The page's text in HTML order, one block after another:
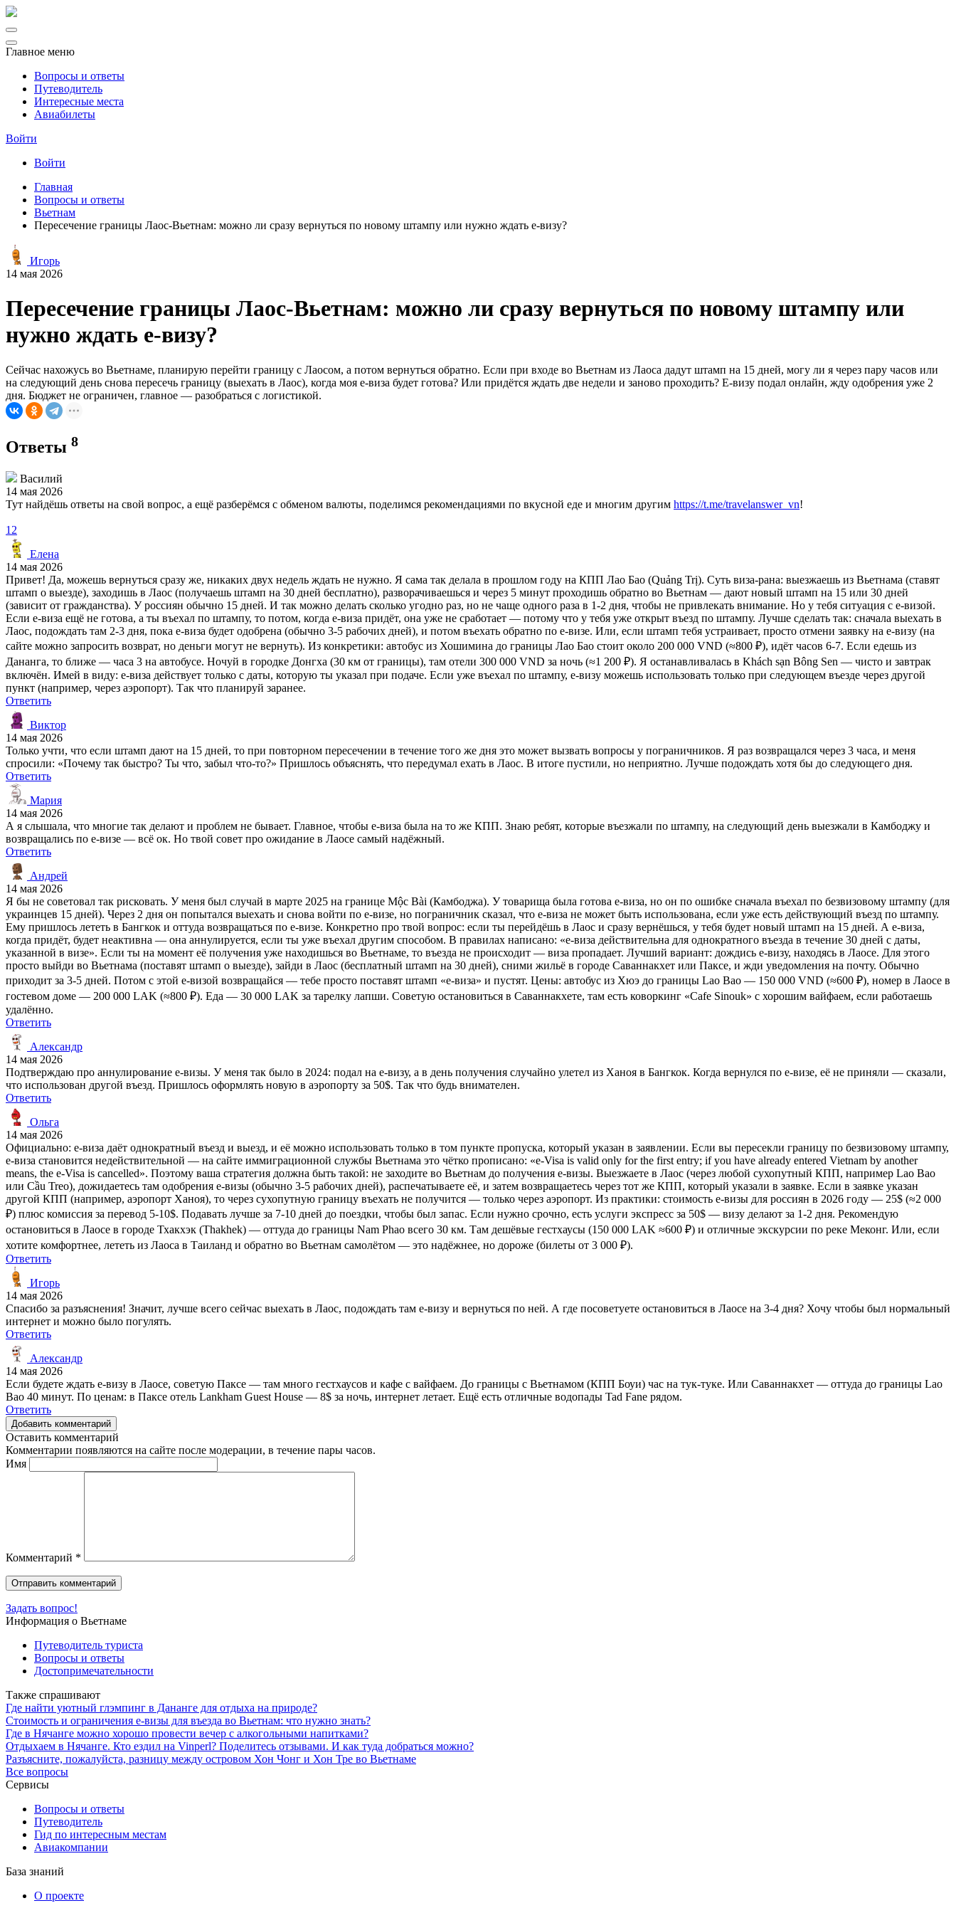
Главное меню
Вопросы и ответы
Путеводитель
Интересные места
Авиабилеты
Войти
Войти
Главная
Вопросы и ответы
Вьетнам
Пересечение границы Лаос-Вьетнам: можно ли сразу вернуться по новому штампу или нужно ждать e-визу?
Игорь
14 мая 2026
Пересечение границы Лаос-Вьетнам: можно ли сразу вернуться по новому штампу или
нужно ждать e-визу?
Сейчас нахожусь во Вьетнаме, планирую перейти границу с Лаосом, а потом вернуться обратно. Если при входе во Вьетнам из Лаоса дадут штамп на 15 дней, могу ли я через пару часов или
на следующий день снова пересечь границу (выехать в Лаос), когда моя e-виза будет готова? Или придётся ждать две недели и заново проходить? E-визу подал онлайн, жду одобрения уже 2
дня. Бюджет не ограничен, главное — разобраться с логистикой.
Ответы 8
Василий
14 мая 2026
Тут найдёшь ответы на свой вопрос, а ещё разберёмся с обменом валюты, поделимся рекомендациями по вкусной еде и многим другим https://t.me/travelanswer_vn!
12
Елена
14 мая 2026
Привет! Да, можешь вернуться сразу же, никаких двух недель ждать не нужно. Я сама так делала в прошлом году на КПП Лао Бао (Quảng Trị). Суть виза-рана: выезжаешь из Вьетнама (ставят
штамп о выезде), заходишь в Лаос (получаешь штамп на 30 дней бесплатно), разворачиваешься и через 5 минут проходишь обратно во Вьетнам — дают новый штамп на 15 или 30 дней
(зависит от гражданства). У россиян обычно 15 дней. И так можно делать сколько угодно раз, но не чаще одного раза в 1-2 дня, чтобы не привлекать внимание. Но у тебя ситуация с e-визой.
Если e-виза ещё не готова, а ты въехал по штампу, то потом, когда e-виза придёт, она уже не сработает — потому что у тебя уже открыт въезд по штампу. Лучше сделать так: сначала выехать в
Лаос, подождать там 2-3 дня, пока e-виза будет одобрена (обычно 3-5 рабочих дней), и потом въехать обратно по e-визе. Или, если штамп тебя устраивает, просто отмени заявку на e-визу (на
сайте можно запросить возврат, но деньги могут не вернуть). Из конкретики: автобус из Хошимина до границы Лао Бао стоит около 200 000 VND (≈800 ₽), идёт часов 6-7. Если едешь из
Дананга, то ближе — часа 3 на автобусе. Ночуй в городке Донгха (30 км от границы), там отели 300 000 VND за ночь (≈1 200 ₽). Я останавливалась в Khách sạn Bông Sen — чисто и завтрак
включён. Имей в виду: e-виза действует только с даты, которую ты указал при подаче. Если уже въехал по штампу, e-визу можешь использовать только при следующем въезде через другой
пункт (например, через аэропорт). Так что планируй заранее.
Ответить
Виктор
14 мая 2026
Только учти, что если штамп дают на 15 дней, то при повторном пересечении в течение того же дня это может вызвать вопросы у пограничников. Я раз возвращался через 3 часа, и меня
спросили: «Почему так быстро? Ты что, забыл что-то?» Пришлось объяснять, что передумал ехать в Лаос. В итоге пустили, но неприятно. Лучше подождать хотя бы до следующего дня.
Ответить
Мария
14 мая 2026
А я слышала, что многие так делают и проблем не бывает. Главное, чтобы e-виза была на то же КПП. Знаю ребят, которые въезжали по штампу, на следующий день выезжали в Камбоджу и
возвращались по e-визе — всё ок. Но твой совет про ожидание в Лаосе самый надёжный.
Ответить
Андрей
14 мая 2026
Я бы не советовал так рисковать. У меня был случай в марте 2025 на границе Mộc Bài (Камбоджа). У товарища была готова e-виза, но он по ошибке сначала въехал по безвизовому штампу (для
украинцев 15 дней). Через 2 дня он попытался выехать и снова войти по e-визе, но пограничник сказал, что e-виза не может быть использована, если уже есть действующий въезд по штампу.
Ему пришлось лететь в Бангкок и оттуда возвращаться по e-визе. Конкретно про твой вопрос: если ты перейдёшь в Лаос и сразу вернёшься, у тебя будет новый штамп на 15 дней. А e-виза,
когда придёт, будет неактивна — она аннулируется, если ты уже въехал другим способом. В правилах написано: «e-виза действительна для однократного въезда в течение 30 дней с даты,
указанной в визе». Если ты на момент её получения уже находишься во Вьетнаме, то въезда не происходит — виза пропадает. Лучший вариант: дождись e-визу, находясь в Лаосе. Для этого
просто выйди во Вьетнама (поставят штамп о выезде), зайди в Лаос (бесплатный штамп на 30 дней), сними жильё в городе Саваннакхет или Паксе, и жди уведомления на почту. Обычно
приходит за 3-5 дней. Потом с этой e-визой возвращайся — тебе просто поставят штамп «e-виза» и пустят. Цены: автобус из Хюэ до границы Lao Bao — 150 000 VND (≈600 ₽), номер в Лаосе в
гостевом доме — 200 000 LAK (≈800 ₽). Еда — 30 000 LAK за тарелку лапши. Советую остановиться в Саваннакхете, там есть коворкинг «Cafe Sinouk» с хорошим вайфаем, если работаешь
удалённо.
Ответить
Александр
14 мая 2026
Подтверждаю про аннулирование e-визы. У меня так было в 2024: подал на e-визу, а в день получения случайно улетел из Ханоя в Бангкок. Когда вернулся по e-визе, её не приняли — сказали,
что использован другой въезд. Пришлось оформлять новую в аэропорту за 50$. Так что будь внимателен.
Ответить
Ольга
14 мая 2026
Официально: e-виза даёт однократный въезд и выезд, и её можно использовать только в том пункте пропуска, который указан в заявлении. Если вы пересекли границу по безвизовому штампу,
e-виза становится недействительной — на сайте иммиграционной службы Вьетнама это чётко прописано: «e-Visa is valid only for the first entry; if you have already entered Vietnam by another
means, the e-Visa is cancelled». Поэтому ваша стратегия должна быть такой: не заходите во Вьетнам до получения e-визы. Выезжаете в Лаос (через любой сухопутный КПП, например Lao Bao
или Cầu Treo), дожидаетесь там одобрения e-визы (обычно 3-5 рабочих дней), распечатываете её, и затем возвращаетесь через тот же КПП, который указали в заявке. Если в заявке указан
другой КПП (например, аэропорт Ханоя), то через сухопутную границу въехать не получится — только через аэропорт. Из практики: стоимость e-визы для россиян в 2026 году — 25$ (≈2 000
₽) плюс комиссия за перевод 5-10$. Подавать лучше за 7-10 дней до поездки, чтобы был запас. Если нужно срочно, есть услуги экспресс за 50$ — визу делают за 1-2 дня. Рекомендую
остановиться в Лаосе в городе Тхакхэк (Thakhek) — оттуда до границы Nam Phao всего 30 км. Там дешёвые гестхаусы (150 000 LAK ≈600 ₽) и отличные экскурсии по реке Меконг. Или, если
хотите комфортнее, лететь из Лаоса в Таиланд и обратно во Вьетнам самолётом — это надёжнее, но дороже (билеты от 3 000 ₽).
Ответить
Игорь
14 мая 2026
Спасибо за разъяснения! Значит, лучше всего сейчас выехать в Лаос, подождать там e-визу и вернуться по ней. А где посоветуете остановиться в Лаосе на 3-4 дня? Хочу чтобы был нормальный
интернет и можно было погулять.
Ответить
Александр
14 мая 2026
Если будете ждать e-визу в Лаосе, советую Паксе — там много гестхаусов и кафе с вайфаем. До границы с Вьетнамом (КПП Боуи) час на тук-туке. Или Саваннакхет — оттуда до границы Lao
Bao 40 минут. По ценам: в Паксе отель Lankham Guest House — 8$ за ночь, интернет летает. Ещё есть отличные водопады Tad Fane рядом.
Ответить
Добавить комментарий
Оставить комментарий
Комментарии появляются на сайте после модерации, в течение пары часов.
Имя
Комментарий *
Задать вопрос!
Информация о Вьетнаме
Путеводитель туриста
Вопросы и ответы
Достопримечательности
Также спрашивают
Где найти уютный глэмпинг в Дананге для отдыха на природе?
Стоимость и ограничения е-визы для въезда во Вьетнам: что нужно знать?
Где в Нячанге можно хорошо провести вечер с алкогольными напитками?
Отдыхаем в Нячанге. Кто ездил на Vinperl? Поделитесь отзывами. И как туда добраться можно?
Разъясните, пожалуйста, разницу между островом Хон Чонг и Хон Тре во Вьетнаме
Все вопросы
Сервисы
Вопросы и ответы
Путеводитель
Гид по интересным местам
Авиакомпании
База знаний
О проекте